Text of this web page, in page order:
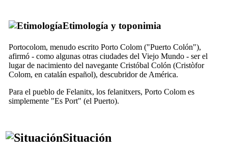
Etimología y toponimia
Portocolom, menudo escrito Porto Colom ("Puerto Colón"),
afirmó - como algunas otras ciudades del Viejo Mundo - ser el
lugar de nacimiento del navegante Cristóbal Colón (Cristòfor
Colom, en catalán español), descubridor de América.
Para el pueblo de Felanitx, los felanitxers, Porto Colom es
simplemente "Es Port" (el Puerto).
Situación